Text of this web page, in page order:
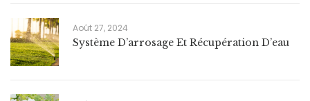
Août 27, 2024
Système D’arrosage Et Récupération D’eau